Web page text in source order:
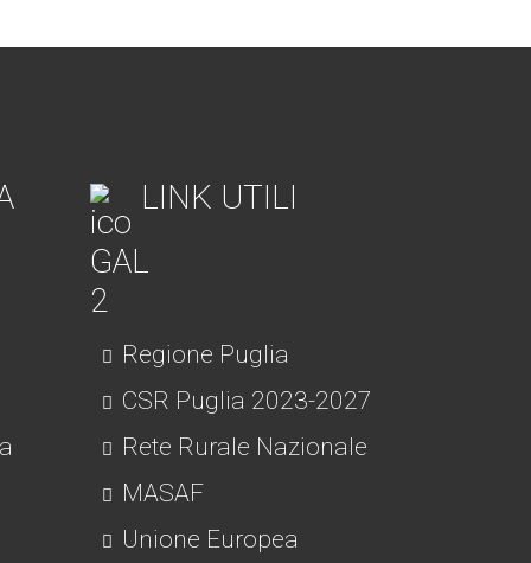
LINK UTILI
Regione Puglia
CSR Puglia 2023-2027
Rete Rurale Nazionale
MASAF
Unione Europea